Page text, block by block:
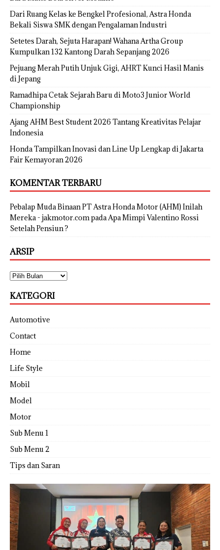
Dari Ruang Kelas ke Bengkel Profesional, Astra Honda
Bekali Siswa SMK dengan Pengalaman Industri
Setetes Darah, Sejuta Harapan! Wahana Artha Group
Kumpulkan 132 Kantong Darah Sepanjang 2026
Pejuang Merah Putih Unjuk Gigi, AHRT Kunci Hasil Manis
di Jepang
Ramadhipa Cetak Sejarah Baru di Moto3 Junior World
Championship
Ajang AHM Best Student 2026 Tantang Kreativitas Pelajar
Indonesia
Honda Tampilkan Inovasi dan Line Up Lengkap di Jakarta
Fair Kemayoran 2026
KOMENTAR TERBARU
Pebalap Muda Binaan PT Astra Honda Motor (AHM) Inilah
Mereka - jakmotor.compadaApa Mimpi Valentino Rossi
Setelah Pensiun ?
ARSIP
KATEGORI
Automotive
Contact
Home
Life Style
Mobil
Model
Motor
Sub Menu 1
Sub Menu 2
Tips dan Saran